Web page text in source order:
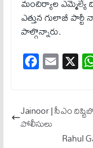
మంచిర్యాల ఎమ్మెల్యే
ఎత్తున గులాబీ పార్టీ
పాల్గొన్నారు.
Fa
ce
ok
E
m
X
Jainoor | సీఎం
పోలీసులు
Rahul